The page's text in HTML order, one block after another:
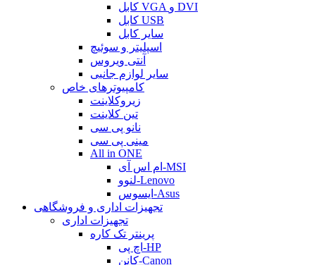
کابل VGA و DVI
کابل USB
سایر کابل
اسپلیتر و سوئیچ
آنتی ویروس
سایر لوازم جانبی
کامپیوترهای خاص
زیروکلاینت
تین کلاینت
نانو پی سی
مینی پی سی
All in ONE
ام اس آی-MSI
لنوو-Lenovo
ایسوس-Asus
تجهیزات اداری و فروشگاهی
تجهیزات اداری
پرینتر تک کاره
اچ پی-HP
کانن-Canon